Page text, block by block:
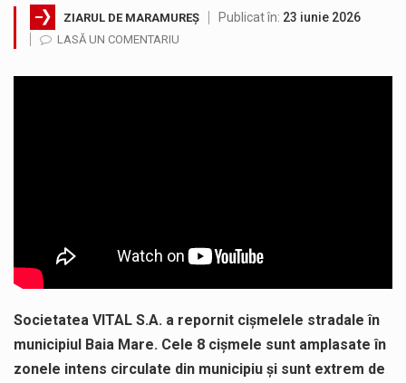
Noile statii de călători, achizitionate la preț de garsonieră per bucată, dezamăgesc total cetățenii care folosesc mijloacele de transport în…
ZIARUL DE MARAMUREȘ Publicat în: 23 iunie 2026
LASĂ UN COMENTARIU
Societatea VITAL S.A. a repornit cișmelele stradale în
municipiul Baia Mare. Cele 8 cișmele sunt amplasate în
zonele intens circulate din municipiu și sunt extrem de